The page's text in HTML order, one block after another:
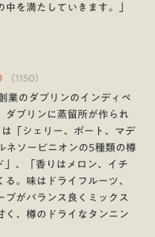
を満たしていきます。」
（1150）
業のダブリンのインディペ
ダブリンに蒸留所が作られ
「シェリー、ポート、マデ
ネソービニオンの5種類の樽
」、「香りはメロン、イチ
。味はドライフルーツ、
ブがバランス良くミックス
く、樽のドライなタンニン